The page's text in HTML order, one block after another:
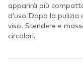
apparirà più
d'uso:Dopo la pulizia
viso. Stendere e
circolari.